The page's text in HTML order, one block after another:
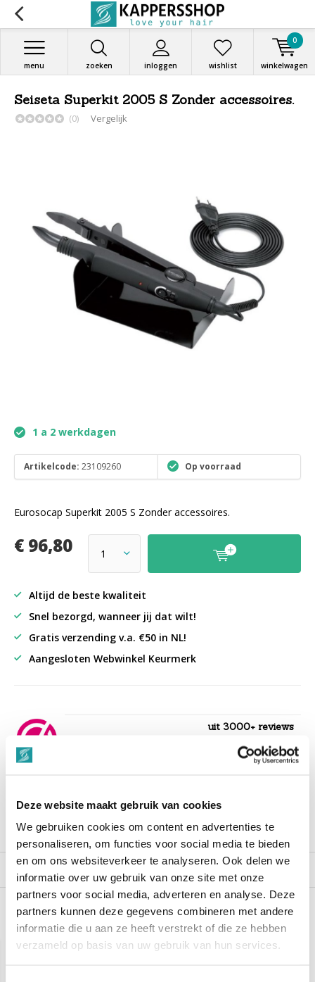
Deze website maakt gebruik van cookies
We gebruiken cookies om content en advertenties te
personaliseren, om functies voor social media te bieden
en om ons websiteverkeer te analyseren. Ook delen we
informatie over uw gebruik van onze site met onze
partners voor social media, adverteren en analyse. Deze
partners kunnen deze gegevens combineren met andere
informatie die u aan ze heeft verstrekt of die ze hebben
verzameld op basis van uw gebruik van hun services.
zoeken inloggen
menu wishlist winkelwagen
0
Seiseta Superkit 2005 S Zonder accessoires.
(0) Vergelijk
1 a 2 werkdagen
Artikelcode: 23109260 Op voorraad
Eurosocap Superkit 2005 S Zonder accessoires.
€ 96,80
Altijd de beste kwaliteit
Snel bezorgd, wanneer jij dat wilt!
Gratis verzending v.a. €50 in NL!
Aangesloten Webwinkel Keurmerk
uit 3000+ reviews
Productomschrijving
Reviews
Recent bekeken